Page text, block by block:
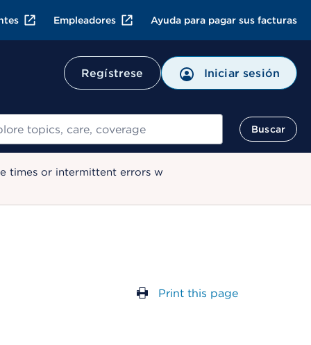
Empleadores Ayuda para pagar sus facturas
Regístrese Iniciar sesión
Buscar
times or intermittent errors w
Print this page